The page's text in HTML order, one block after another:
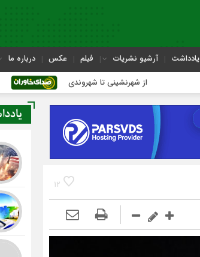
یادداشت آرشیو نشریات فیلم عکس درباره ما
از شهرنشینی تا شهروندی اصناف در حاشیه
12